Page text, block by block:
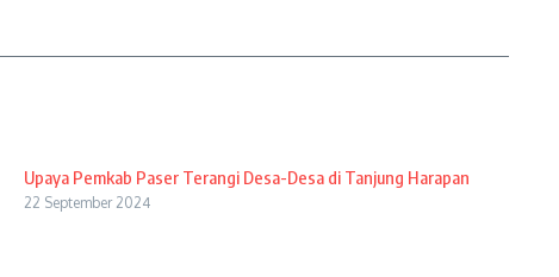
Upaya Pemkab Paser Terangi Desa-Desa di Tanjung Harapan
22 September 2024